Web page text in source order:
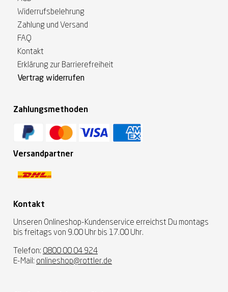
Widerrufsbelehrung
Zahlung und Versand
FAQ
Kontakt
Erklärung zur Barrierefreiheit
Vertrag widerrufen
Zahlungsmethoden
Versandpartner
Kontakt
Unseren Onlineshop-Kundenservice erreichst Du montags
bis freitags von 9.00 Uhr bis 17.00 Uhr.
Telefon: 0800 00 04 924
E-Mail: onlineshop@rottler.de